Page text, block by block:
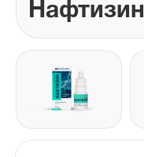
Нафтизин
фотографий
препарата